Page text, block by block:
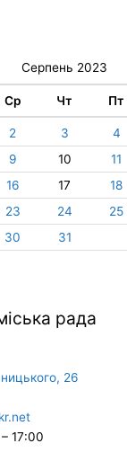
Серпень 2023
Ср Чт Пт
2 3 4
9 10 11
16 17 18
23 24 25
30
31
рада
26
17:00